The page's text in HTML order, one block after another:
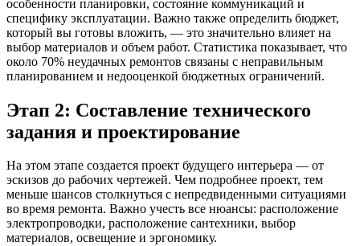
особенности планировки, состояние коммуникаций и
специфику эксплуатации. Важно также определить бюджет,
который вы готовы вложить, — это значительно влияет на
выбор материалов и объем работ. Статистика показывает, что
около 70% неудачных ремонтов связаны с неправильным
планированием и недооценкой бюджетных ограничений.
Этап 2: Составление технического
задания и проектирование
На этом этапе создается проект будущего интерьера — от
эскизов до рабочих чертежей. Чем подробнее проект, тем
меньше шансов столкнуться с непредвиденными ситуациями
во время ремонта. Важно учесть все нюансы: расположение
электропроводки, расположение сантехники, выбор
материалов, освещение и эргономику.